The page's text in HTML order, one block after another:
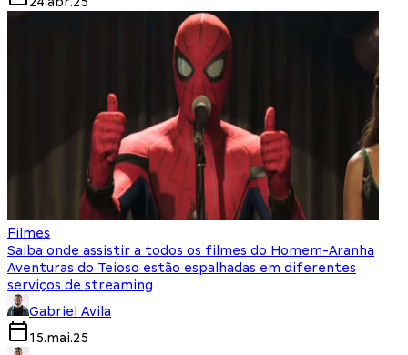
Filmes
Saiba onde assistir a todos os filmes do Homem-Aranha
Aventuras do Teioso estão espalhadas em diferentes
serviços de streaming
Gabriel Avila
15.mai.25